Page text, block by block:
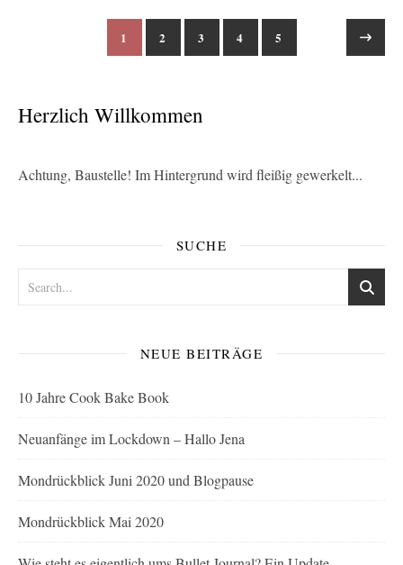
1 2 3 4 5
Herzlich Willkommen
Achtung, Baustelle! Im Hintergrund wird fleißig gewerkelt...
SUCHE
NEUE BEITRÄGE
10 Jahre Cook Bake Book
Neuanfänge im Lockdown – Hallo Jena
Mondrückblick Juni 2020 und Blogpause
Mondrückblick Mai 2020